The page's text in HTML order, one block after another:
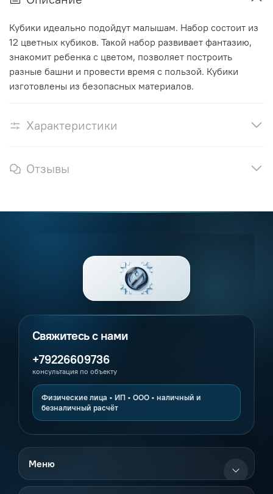
Кубики идеально подойдут малышам. Набор состоит из
12 цветных кубиков. Такой набор развивает фантазию,
знакомит ребенка с цветом, позволяет построить
разные башни и провести время с пользой. Кубики
изготовлены из безопасных материалов.
Характеристики
Отзывы
Меню
+79226609736
консультация по объекту